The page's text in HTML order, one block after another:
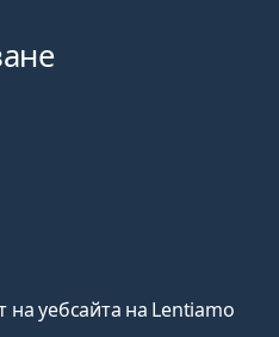
на уебсайта на Lentiamo